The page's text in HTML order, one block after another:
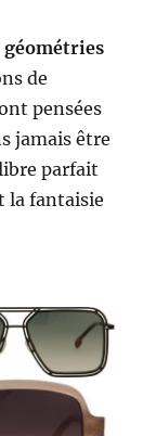
géométries
de
pensées
jamais être
parfait
la fantaisie